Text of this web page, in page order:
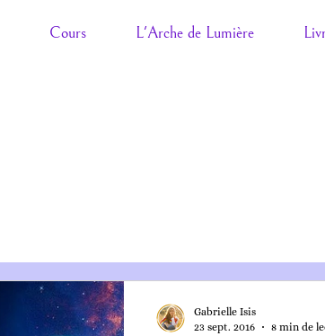
Cours L'Arche de Lumière
Gabrielle Isis
23 sept. 2016
8 min de